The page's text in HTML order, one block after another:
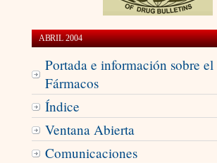
ABRIL 2004
Portada e información sobre
Fármacos
Índice
Ventana Abierta
Comunicaciones